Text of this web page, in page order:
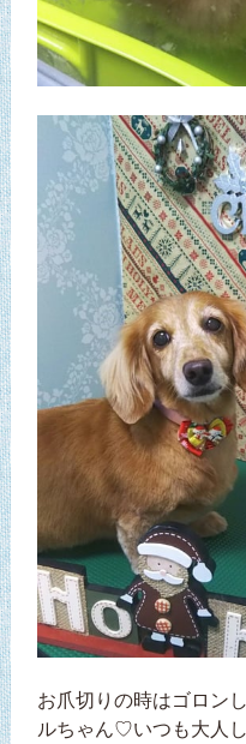
お爪切りの時はゴロン
ルちゃん♡いつも大人